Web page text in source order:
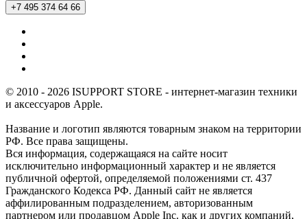
+7 495 374 64 66
© 2010 - 2026 ISUPPORT STORE - интернет-магазин техники
и аксессуаров Apple.
Название и логотип являются товарным знаком на территории
РФ. Все права защищены.
Вся информация, содержащаяся на сайте носит
исключительно информационный характер и не является
публичной офертой, определяемой положениями ст. 437
Гражданского Кодекса РФ. Данный сайт не является
аффилированным подразделением, авторизованным
партнером или продавцом Apple Inc. как и других компаний,